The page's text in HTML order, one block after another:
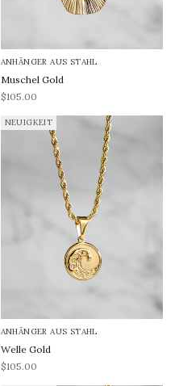
ANHÄNGER AUS STAHL
Muschel Gold
REA-pris
$105.00
NEUIGKEIT
ANHÄNGER AUS STAHL
Welle Gold
REA-pris
$105.00